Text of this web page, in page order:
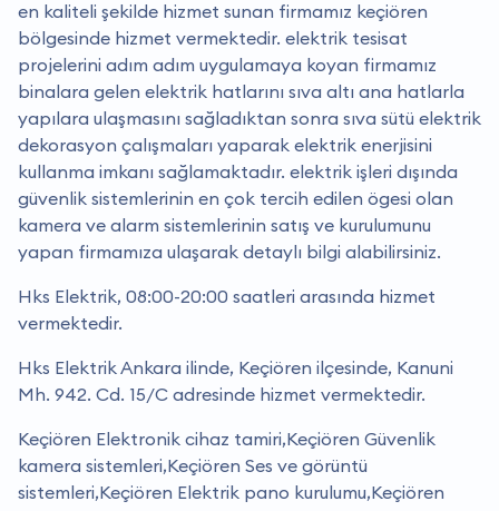
en kaliteli şekilde hizmet sunan firmamız keçiören
bölgesinde hizmet vermektedir. elektrik tesisat
projelerini adım adım uygulamaya koyan firmamız
binalara gelen elektrik hatlarını sıva altı ana hatlarla
yapılara ulaşmasını sağladıktan sonra sıva sütü elektrik
dekorasyon çalışmaları yaparak elektrik enerjisini
kullanma imkanı sağlamaktadır. elektrik işleri dışında
güvenlik sistemlerinin en çok tercih edilen ögesi olan
kamera ve alarm sistemlerinin satış ve kurulumunu
yapan firmamıza ulaşarak detaylı bilgi alabilirsiniz.
Hks Elektrik, 08:00-20:00 saatleri arasında hizmet
vermektedir.
Hks Elektrik Ankara ilinde, Keçiören ilçesinde, Kanuni
Mh. 942. Cd. 15/C adresinde hizmet vermektedir.
Keçiören Elektronik cihaz tamiri,Keçiören Güvenlik
kamera sistemleri,Keçiören Ses ve görüntü
sistemleri,Keçiören Elektrik pano kurulumu,Keçiören